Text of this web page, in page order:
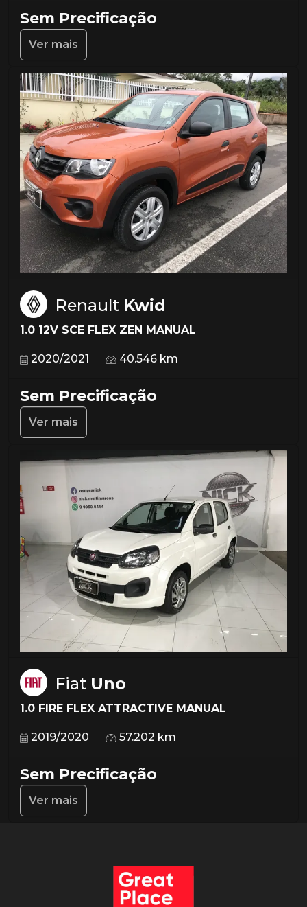
Sem Precificação
Ver mais
Renault Kwid
1.0 12V SCE FLEX ZEN MANUAL
2020/2021 40.546 km
Sem Precificação
Ver mais
Fiat Uno
1.0 FIRE FLEX ATTRACTIVE MANUAL
2019/2020 57.202 km
Sem Precificação
Ver mais